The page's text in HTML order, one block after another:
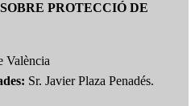
PROTECCIÓ DE
València
Sr. Javier Plaza Penadés.